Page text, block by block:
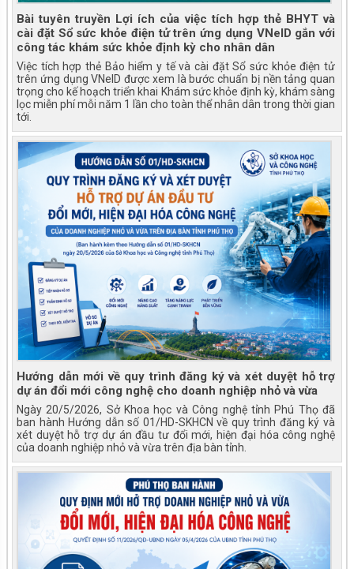
Bài tuyên truyền Lợi ích của việc tích hợp thẻ BHYT và
cài đặt Sổ sức khỏe điện tử trên ứng dụng VNeID gắn với
công tác khám sức khỏe định kỳ cho nhân dân
Việc tích hợp thẻ Bảo hiểm y tế và cài đặt Sổ sức khỏe điện tử
trên ứng dụng VNeID được xem là bước chuẩn bị nền tảng quan
trọng cho kế hoạch triển khai Khám sức khỏe định kỳ, khám sàng
lọc miễn phí mỗi năm 1 lần cho toàn thể nhân dân trong thời gian
tới.
Hướng dẫn mới về quy trình đăng ký và xét duyệt hỗ trợ
dự án đổi mới công nghệ cho doanh nghiệp nhỏ và vừa
Ngày 20/5/2026, Sở Khoa học và Công nghệ tỉnh Phú Thọ đã
ban hành Hướng dẫn số 01/HD-SKHCN về quy trình đăng ký và
xét duyệt hỗ trợ dự án đầu tư đổi mới, hiện đại hóa công nghệ
của doanh nghiệp nhỏ và vừa trên địa bàn tỉnh.